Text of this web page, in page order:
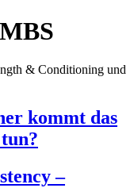
& Conditioning und
kommt das
–